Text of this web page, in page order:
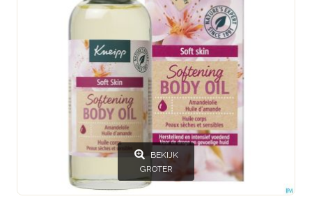
BEKIJK
GROTER